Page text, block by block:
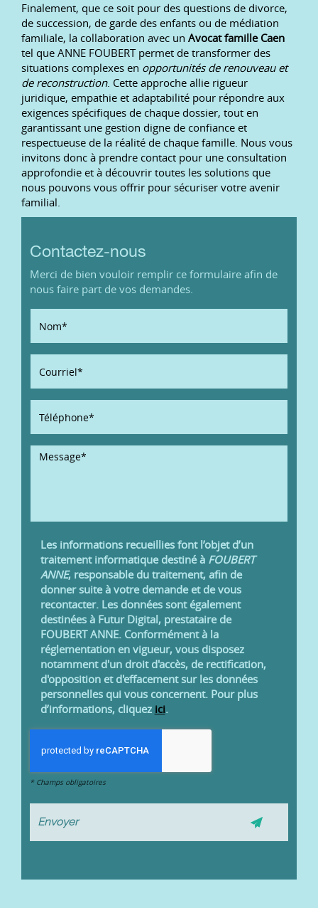
Finalement, que ce soit pour des questions de divorce,
de succession, de garde des enfants ou de médiation
familiale, la collaboration avec un Avocat famille Caen
tel que ANNE FOUBERT permet de transformer des
situations complexes en opportunités de renouveau et
de reconstruction. Cette approche allie rigueur
juridique, empathie et adaptabilité pour répondre aux
exigences spécifiques de chaque dossier, tout en
garantissant une gestion digne de confiance et
respectueuse de la réalité de chaque famille. Nous vous
invitons donc à prendre contact pour une consultation
approfondie et à découvrir toutes les solutions que
nous pouvons vous offrir pour sécuriser votre avenir
familial.
Contactez-nous
Merci de bien vouloir remplir ce formulaire afin de
nous faire part de vos demandes.
Les informations recueillies font l’objet d’un
traitement informatique destiné àFOUBERT
ANNE, responsable du traitement, afin de
donner suite à votre demande et de vous
recontacter. Les données sont également
destinées à Futur Digital, prestataire de
FOUBERT ANNE. Conformément à la
réglementation en vigueur, vous disposez
notamment d'un droit d'accès, de rectification,
d'opposition et d'effacement sur les données
personnelles qui vous concernent. Pour plus
d’informations, cliquez ici.
* Champs obligatoires